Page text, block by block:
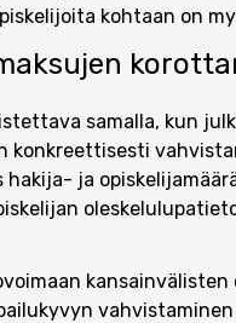
kohtaan on
samalla, kun
konkreettisesti
ja
kansainvälisten